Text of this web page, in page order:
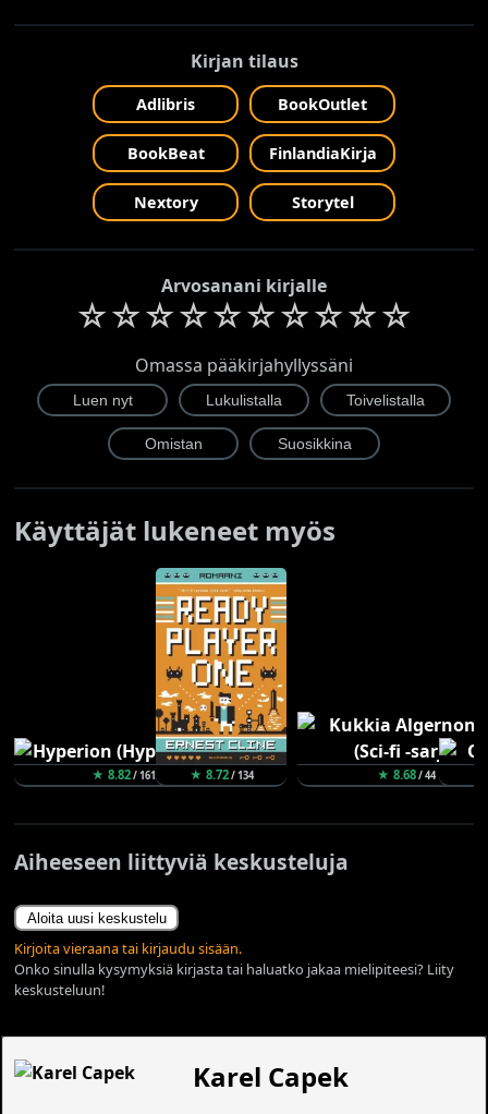
Kirjan tilaus
Adlibris BookOutlet
BookBeat FinlandiaKirja
Nextory Storytel
Arvosanani kirjalle
☆☆☆☆☆☆☆☆☆☆
Omassa pääkirjahyllyssäni
Käyttäjät lukeneet myös
★ 8.82/ 161 ★ 8.72/ 134 ★ 8.68/ 44
Aiheeseen liittyviä keskusteluja
Aloita uusi keskustelu
Kirjoita vieraana tai kirjaudu sisään.
Onko sinulla kysymyksiä kirjasta tai haluatko jakaa mielipiteesi? Liity
keskusteluun!
Karel Capek